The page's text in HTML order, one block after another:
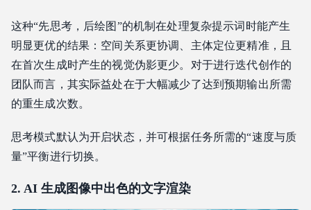
这种“先思考，后绘图”的机制在处理复杂提示词时能产生
明显更优的结果：空间关系更协调、主体定位更精准，且
在首次生成时产生的视觉伪影更少。对于进行迭代创作的
团队而言，其实际益处在于大幅减少了达到预期输出所需
的重生成次数。
思考模式默认为开启状态，并可根据任务所需的“速度与质
量”平衡进行切换。
2. AI 生成图像中出色的文字渲染